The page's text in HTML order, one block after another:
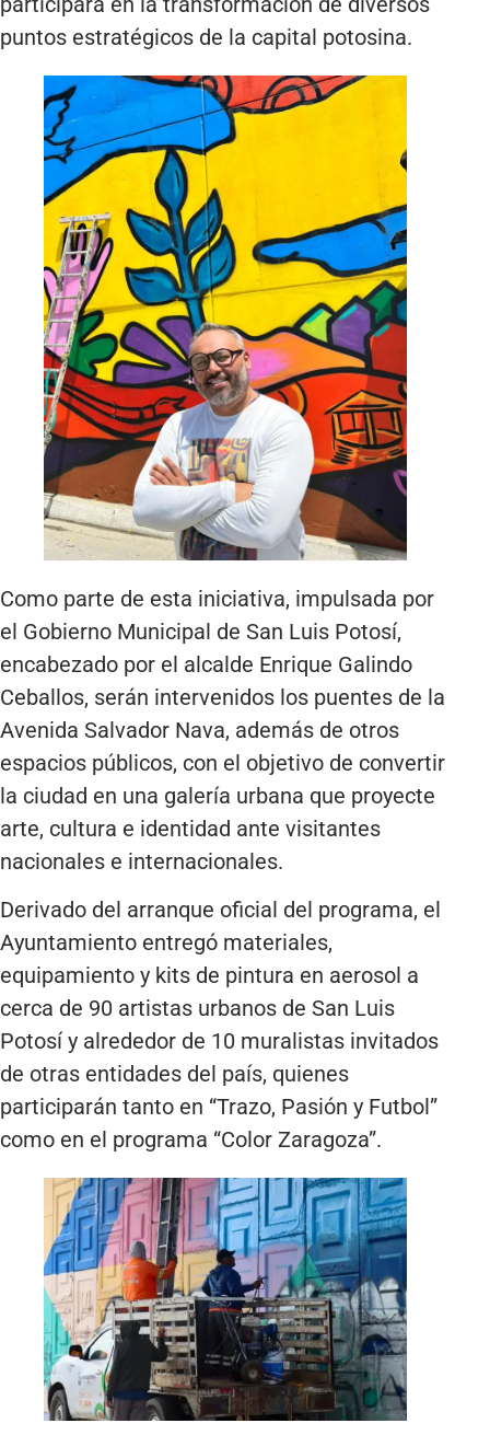
puntos estratégicos de la capital potosina.
Como parte de esta iniciativa, impulsada por
el Gobierno Municipal de San Luis Potosí,
encabezado por el alcalde Enrique Galindo
Ceballos, serán intervenidos los puentes de la
Avenida Salvador Nava, además de otros
espacios públicos, con el objetivo de convertir
la ciudad en una galería urbana que proyecte
arte, cultura e identidad ante visitantes
nacionales e internacionales.
Derivado del arranque oficial del programa, el
Ayuntamiento entregó materiales,
equipamiento y kits de pintura en aerosol a
cerca de 90 artistas urbanos de San Luis
Potosí y alrededor de 10 muralistas invitados
de otras entidades del país, quienes
participarán tanto en “Trazo, Pasión y Futbol”
como en el programa “Color Zaragoza”.